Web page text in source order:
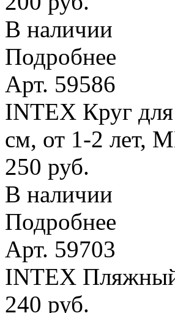
В наличии
Подробнее
Арт. 59586
INTEX Круг
см, от 1-2 лет,
250 руб.
В наличии
Подробнее
Арт. 59703
INTEX
240 руб.